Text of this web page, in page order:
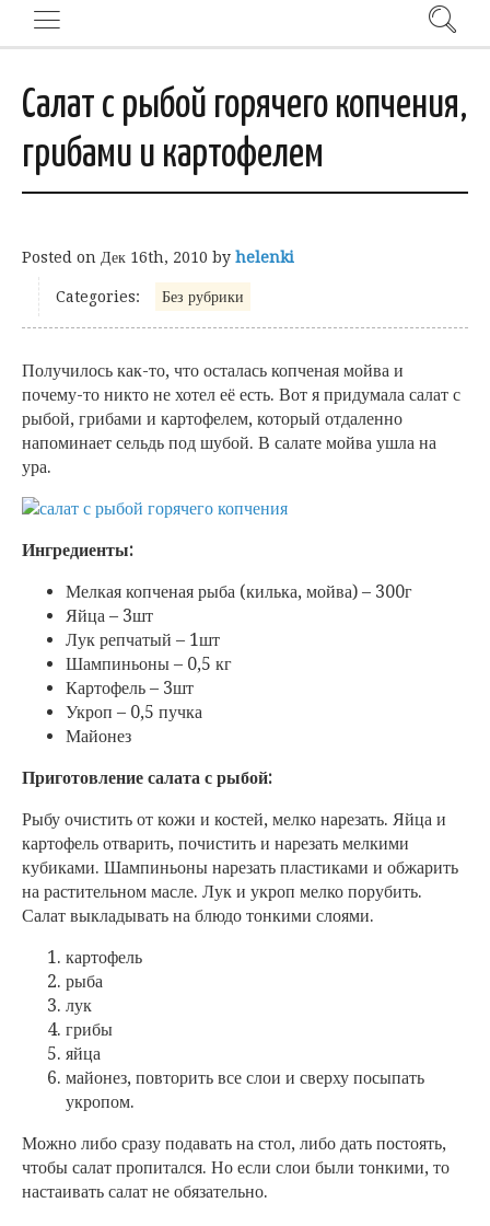
Салат с рыбой горячего копчения,
грибами и картофелем
Posted on Дек 16th, 2010 by helenki
Categories: Без рубрики
Получилось как-то, что осталась копченая мойва и
почему-то никто не хотел её есть. Вот я придумала салат с
рыбой, грибами и картофелем, который отдаленно
напоминает сельдь под шубой. В салате мойва ушла на
ура.
Ингредиенты:
Мелкая копченая рыба (килька, мойва) – 300г
Яйца – 3шт
Лук репчатый – 1шт
Шампиньоны – 0,5 кг
Картофель – 3шт
Укроп – 0,5 пучка
Майонез
Приготовление салата с рыбой:
Рыбу очистить от кожи и костей, мелко нарезать. Яйца и
картофель отварить, почистить и нарезать мелкими
кубиками. Шампиньоны нарезать пластиками и обжарить
на растительном масле. Лук и укроп мелко порубить.
Салат выкладывать на блюдо тонкими слоями.
картофель
рыба
лук
грибы
яйца
майонез, повторить все слои и сверху посыпать
укропом.
Можно либо сразу подавать на стол, либо дать постоять,
чтобы салат пропитался. Но если слои были тонкими, то
настаивать салат не обязательно.